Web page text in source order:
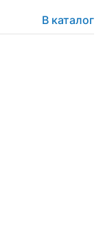
В каталог